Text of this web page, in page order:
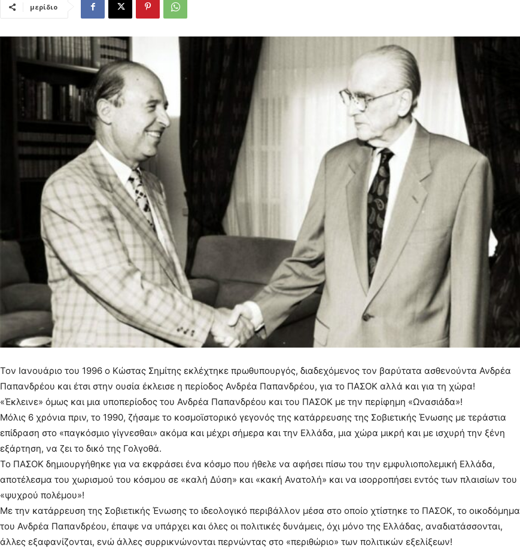
μερίδιο
Τον Ιανουάριο του 1996 ο Κώστας Σημίτης εκλέχτηκε πρωθυπουργός, διαδεχόμενος τον βαρύτατα ασθενούντα Ανδρέα
Παπανδρέου και έτσι στην ουσία έκλεισε η περίοδος Ανδρέα Παπανδρέου, για το ΠΑΣΟΚ αλλά και για τη χώρα!
«Έκλεινε» όμως και μια υποπερίοδος του Ανδρέα Παπανδρέου και του ΠΑΣΟΚ με την περίφημη «Ωνασιάδα»!
Μόλις 6 χρόνια πριν, το 1990, ζήσαμε το κοσμοϊστορικό γεγονός της κατάρρευσης της Σοβιετικής Ένωσης με τεράστια
επίδραση στο «παγκόσμιο γίγνεσθαι» ακόμα και μέχρι σήμερα και την Ελλάδα, μια χώρα μικρή και με ισχυρή την ξένη
εξάρτηση, να ζει το δικό της Γολγοθά.
Το ΠΑΣΟΚ δημιουργήθηκε για να εκφράσει ένα κόσμο που ήθελε να αφήσει πίσω του την εμφυλιοπολεμική Ελλάδα,
αποτέλεσμα του χωρισμού του κόσμου σε «καλή Δύση» και «κακή Ανατολή» και να ισορροπήσει εντός των πλαισίων του
«ψυχρού πολέμου»!
Με την κατάρρευση της Σοβιετικής Ένωσης το ιδεολογικό περιβάλλον μέσα στο οποίο χτίστηκε το ΠΑΣΟΚ, το οικοδόμημα
του Ανδρέα Παπανδρέου, έπαψε να υπάρχει και όλες οι πολιτικές δυνάμεις, όχι μόνο της Ελλάδας, αναδιατάσσονται,
άλλες εξαφανίζονται, ενώ άλλες συρρικνώνονται περνώντας στο «περιθώριο» των πολιτικών εξελίξεων!